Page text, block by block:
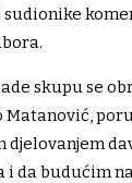
sudionike
skupu se
Matanović,
djelovanjem
i da budućim